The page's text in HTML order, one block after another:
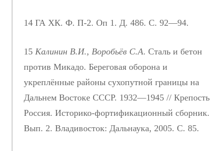
14 ГА ХК. Ф. П-2. Оп 1. Д. 486. С. 92—94.
15 Калинин В.И., Воробьёв С.А. Сталь и бетон
против Микадо. Береговая оборона и
укреплённые районы сухопутной границы на
Дальнем Востоке СССР. 1932—1945 // Крепость
Россия. Историко-фортификационный сборник.
Вып. 2. Владивосток: Дальнаука, 2005. С. 85.